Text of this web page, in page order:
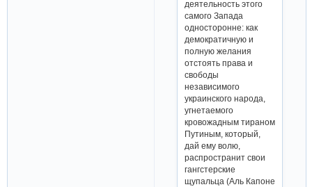
деятельность этого
самого Запада
односторонне: как
демократичную и
полную желания
отстоять права и
свободы
независимого
украинского народа,
угнетаемого
кровожадным тираном
Путиным, который,
дай ему волю,
распространит свои
гангстерские
щупальца (Аль Капоне